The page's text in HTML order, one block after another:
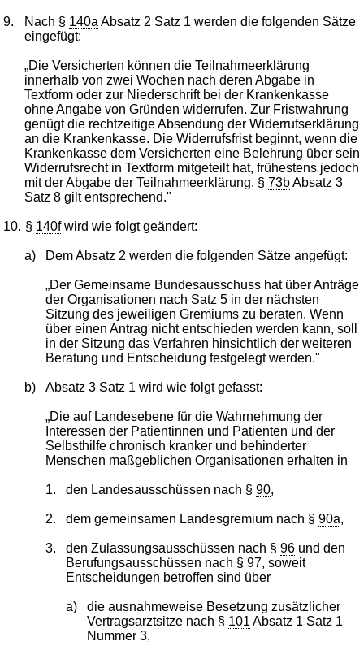
9. Nach § 140a Absatz 2 Satz 1 werden die folgenden Sätze
eingefügt:
„Die Versicherten können die Teilnahmeerklärung
innerhalb von zwei Wochen nach deren Abgabe in
Textform oder zur Niederschrift bei der Krankenkasse
ohne Angabe von Gründen widerrufen. Zur Fristwahrung
genügt die rechtzeitige Absendung der Widerrufserklärung
an die Krankenkasse. Die Widerrufsfrist beginnt, wenn die
Krankenkasse dem Versicherten eine Belehrung über sein
Widerrufsrecht in Textform mitgeteilt hat, frühestens jedoch
mit der Abgabe der Teilnahmeerklärung. §73bAbsatz 3
Satz 8 gilt entsprechend."
10. § 140fwird wie folgt geändert:
a) Dem Absatz 2 werden die folgenden Sätze angefügt:
„Der Gemeinsame Bundesausschuss hat über Anträge
der Organisationen nach Satz 5 in der nächsten
Sitzung des jeweiligen Gremiums zu beraten. Wenn
über einen Antrag nicht entschieden werden kann, soll
in der Sitzung das Verfahren hinsichtlich der weiteren
Beratung und Entscheidung festgelegt werden."
b) Absatz 3 Satz 1 wird wie folgt gefasst:
„Die auf Landesebene für die Wahrnehmung der
Interessen der Patientinnen und Patienten und der
Selbsthilfe chronisch kranker und behinderter
Menschen maßgeblichen Organisationen erhalten in
1. den Landesausschüssen nach §90,
2. dem gemeinsamen Landesgremium nach §90a,
3. den Zulassungsausschüssen nach §96 und den
Berufungsausschüssen nach §97, soweit
Entscheidungen betroffen sind über
a)
die ausnahmeweise Besetzung zusätzlicher
Vertragsarztsitze nach § 101 Absatz 1 Satz 1
Nummer 3,